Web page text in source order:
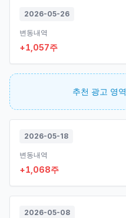
2026-05-26
변동내역
+1,057주
추천 광고 영역
2026-05-18
변동내역
+1,068주
2026-05-08